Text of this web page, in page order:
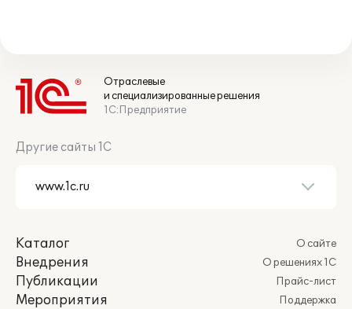
Отраслевые
и специализированные решения
1С:Предприятие
Другие сайты 1С
Каталог
Внедрения
Публикации
Мероприятия
О сайте
О решениях 1С
Прайс-лист
Поддержка